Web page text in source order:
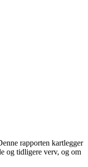
rapporten kartlegger
og tidligere verv, og om